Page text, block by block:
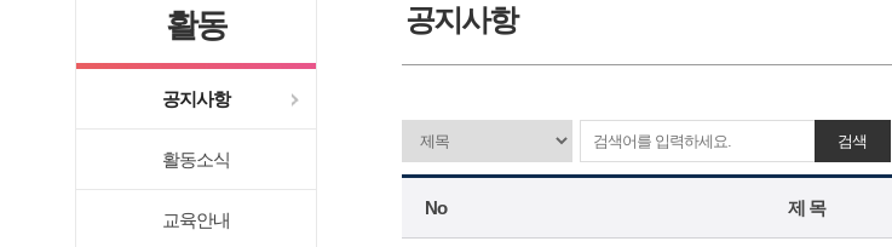
활동
공지사항
활동소식
교육안내
공지사항
검색
No 제 목